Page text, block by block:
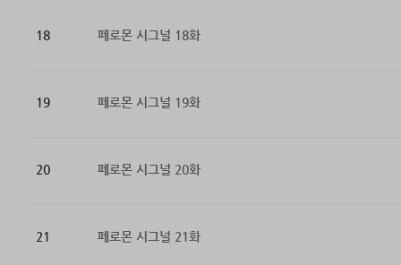
18 페로몬 시그널 18화
19 페로몬 시그널 19화
20 페로몬 시그널 20화
21 페로몬 시그널 21화